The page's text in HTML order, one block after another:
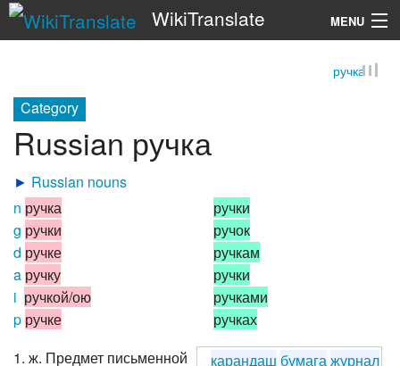
WikiTranslate MENU
ручка
Category
Russian ручка
► Russian nouns
n ручка
g ручки
d ручке
a ручку
i ручкой/ою
p ручке
ручки
ручок
ручкам
ручки
ручками
ручках
карандаш бумагажурнал
1. ж. Предмет письменной